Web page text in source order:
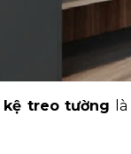
kệ treo tường